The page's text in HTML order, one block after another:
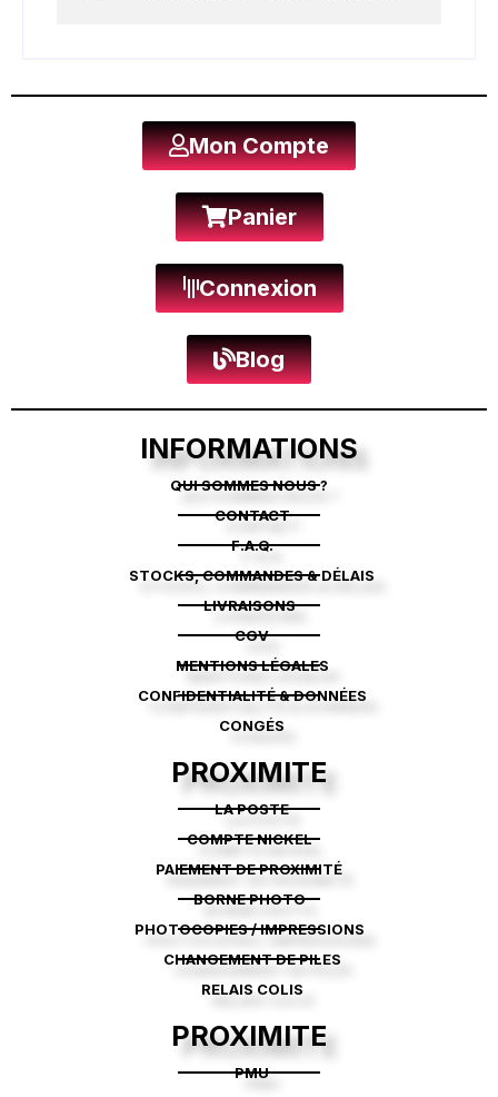
Mon Compte
Panier
Connexion
Blog
INFORMATIONS
QUI SOMMES NOUS ?
CONTACT
F.A.Q.
STOCKS, COMMANDES & DÉLAIS
LIVRAISONS
CGV
MENTIONS LÉGALES
CONFIDENTIALITÉ & DONNÉES
CONGÉS
PROXIMITE
LA POSTE
COMPTE NICKEL
PAIEMENT DE PROXIMITÉ
BORNE PHOTO
PHOTOCOPIES / IMPRESSIONS
CHANGEMENT DE PILES
RELAIS COLIS
PROXIMITE
PMU